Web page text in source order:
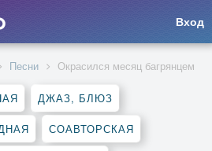
Вход
Песни Окрасился месяц багрянцем
ДЖАЗ, БЛЮЗ
СОАВТОРСКАЯ